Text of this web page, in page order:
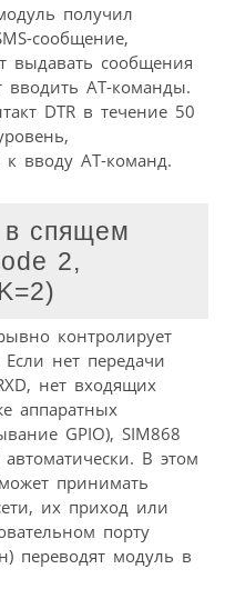
получил
сообщение,
выдавать сообщения
вводить AT-команды.
DTR в течение 50
к вводу AT-команд.
в спящем
2,
контролирует
нет передачи
нет входящих
аппаратных
GPIO), SIM868
В этом
принимать
их приход или
порту
переводят модуль в